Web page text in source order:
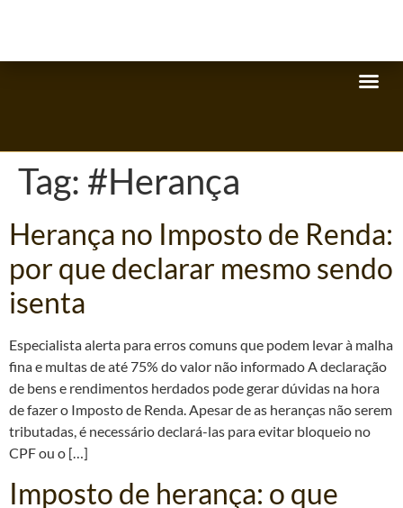
Tag: #Herança
Herança no Imposto de Renda:
por que declarar mesmo sendo
isenta
Especialista alerta para erros comuns que podem levar à malha
fina e multas de até 75% do valor não informado A declaração
de bens e rendimentos herdados pode gerar dúvidas na hora
de fazer o Imposto de Renda. Apesar de as heranças não serem
tributadas, é necessário declará-las para evitar bloqueio no
CPF ou o […]
Imposto de herança: o que